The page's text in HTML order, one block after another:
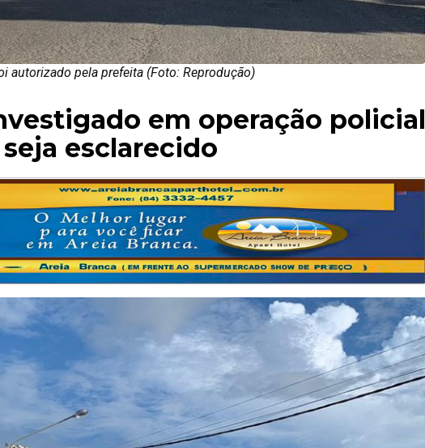
autorizado pela prefeita (Foto: Reprodução)
em operação policial
esclarecido